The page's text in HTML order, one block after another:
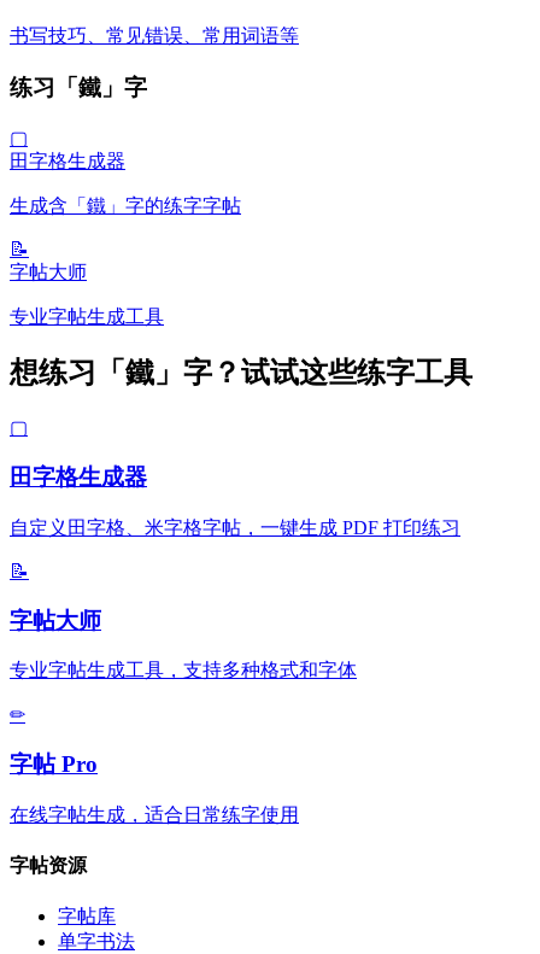
书写技巧、常见错误、常用词语等
练习「鐵」字
▢
田字格生成器
生成含「鐵」字的练字字帖
📝
字帖大师
专业字帖生成工具
想练习「鐵」字？试试这些练字工具
▢
田字格生成器
自定义田字格、米字格字帖，一键生成 PDF 打印练习
📝
字帖大师
专业字帖生成工具，支持多种格式和字体
✏
字帖 Pro
在线字帖生成，适合日常练字使用
字帖资源
字帖库
单字书法